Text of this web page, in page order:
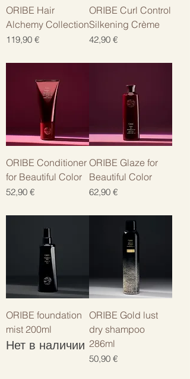
ORIBE Hair
Alchemy Collection
Цена
119,90 €
ORIBE Curl Control
Silkening Crème
Цена
42,90 €
ORIBE Conditioner
for Beautiful Color
Цена
52,90 €
ORIBE Glaze for
Beautiful Color
Цена
62,90 €
ORIBE foundation
mist 200ml
Нет в наличии
ORIBE Gold lust
dry shampoo
286ml
Цена
50,90 €